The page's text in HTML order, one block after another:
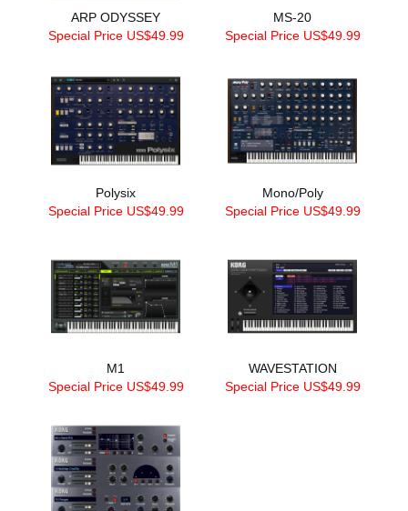
ARP ODYSSEY
Special Price US$49.99
MS-20
Special Price US$49.99
Polysix
Special Price US$49.99
Mono/Poly
Special Price US$49.99
M1
Special Price US$49.99
WAVESTATION
Special Price US$49.99